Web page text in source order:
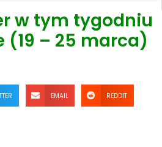
w tym tygodniu
(19 – 25 marca)
EMAIL REDDIT